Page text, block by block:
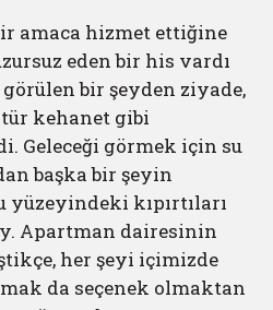
amaca hizmet ettiğine
eden bir his vardı
bir şeyden ziyade,
kehanet gibi
Geleceği görmek için su
başka bir şeyin
yüzeyindeki kıpırtıları
Apartman dairesinin
her şeyi içimizde
da seçenek olmaktan